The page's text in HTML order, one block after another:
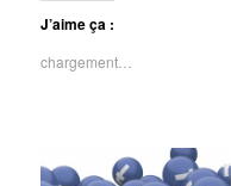
J’aime ça :
chargement…